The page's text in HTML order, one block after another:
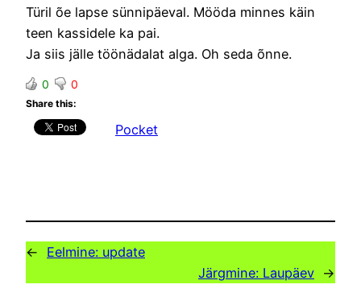
Türil õe lapse sünnipäeval. Mööda minnes käin
teen kassidele ka pai.
Ja siis jälle töönädalat alga. Oh seda õnne.
0 0
Share this:
Pocket
← Eelmine: update
Järgmine: Laupäev →